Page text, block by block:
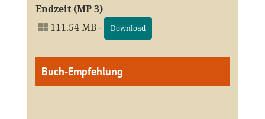
Endzeit (MP 3)
111.54 MB -
Download
Buch-Empfehlung